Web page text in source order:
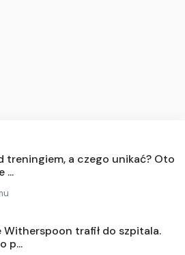
treningiem, a czego unikać? Oto
...
Witherspoon trafił do szpitala.
p...